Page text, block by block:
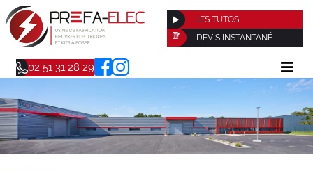
LES TUTOS
DEVIS INSTANTANÉ
02 51 31 28 29